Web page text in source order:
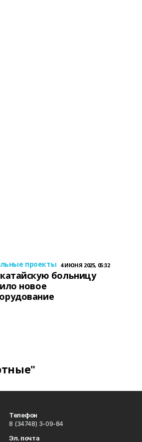
проекты 4 ИЮНЯ 2025, 05:32
больницу
новое
Телефон
8 (34748) 3-09-84
Эл. почта